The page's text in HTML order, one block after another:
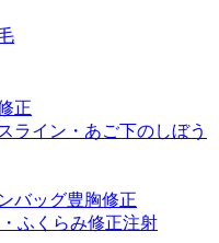
正
ライン・あご下のしぼう
バッグ豊胸修正
ふくらみ修正注射